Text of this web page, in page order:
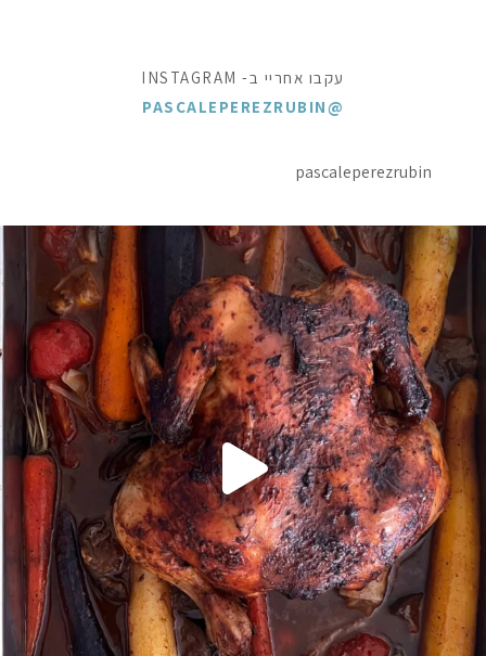
עקבו אחריי ב- INSTAGRAM
@PASCALEPEREZRUBIN
pascaleperezrubin